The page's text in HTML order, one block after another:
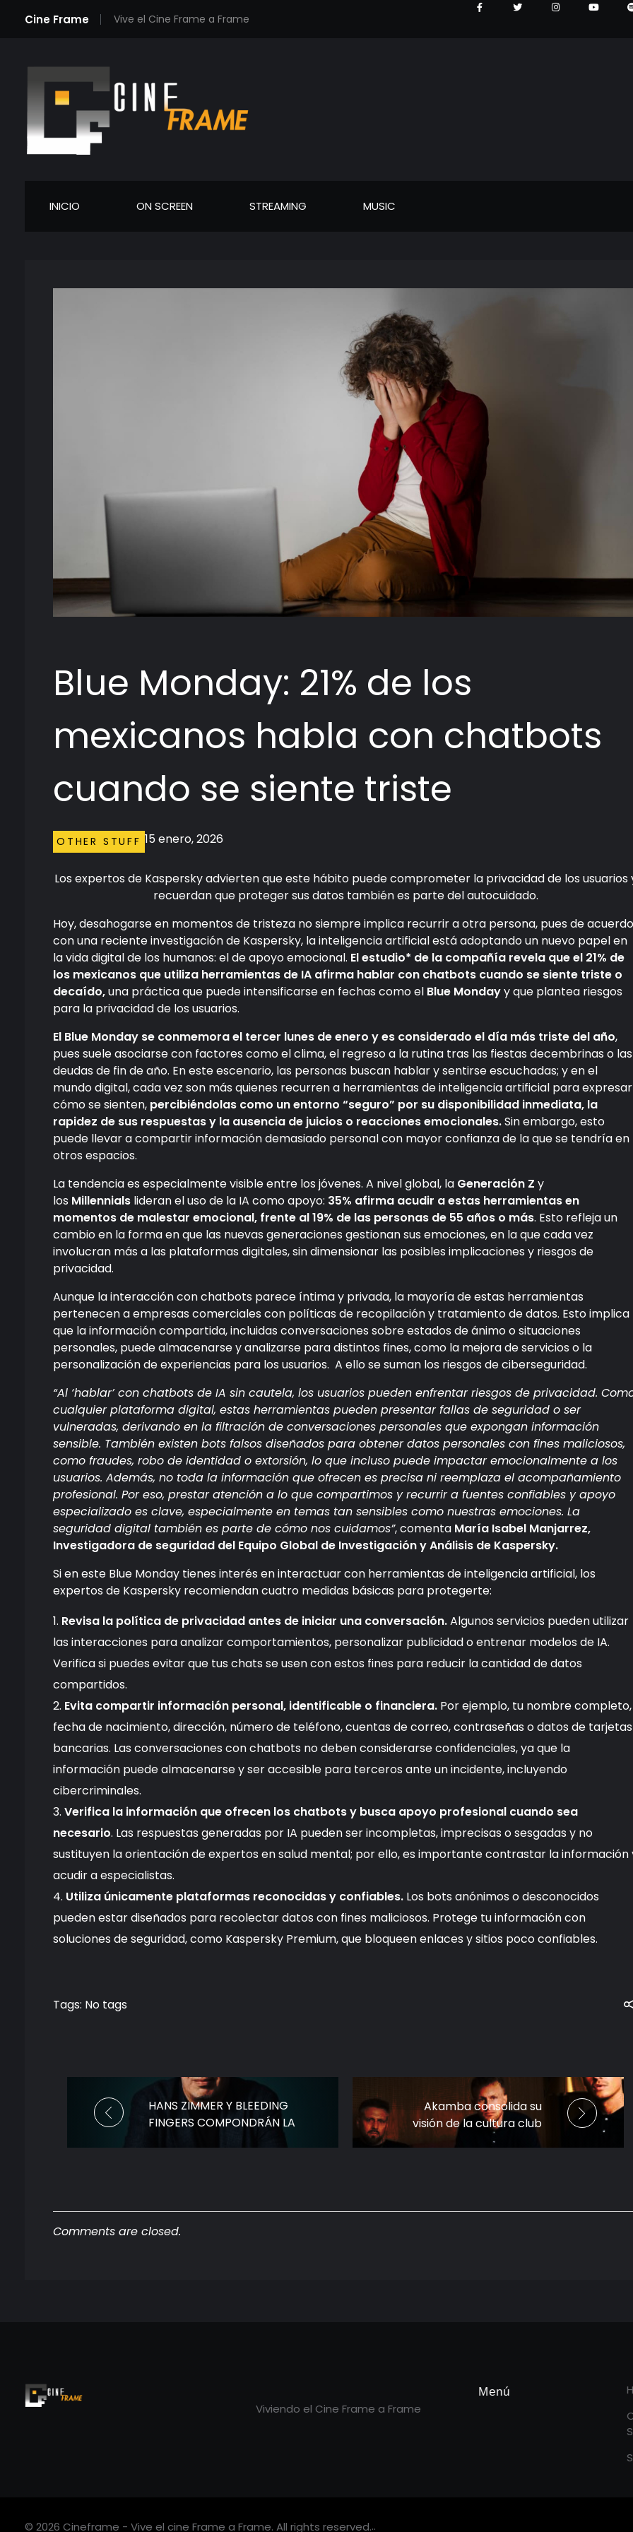
Cine Frame Vive el Cine Frame a Frame
INICIO ON SCREEN STREAMING MUSIC
Blue Monday: 21% de los
mexicanos habla con chatbots
cuando se siente triste
15 enero, 2026
OTHER STUFF
Los expertos de Kaspersky advierten que este hábito puede comprometer la privacidad de los usuarios
recuerdan que proteger sus datos también es parte del autocuidado.
Hoy, desahogarse en momentos de tristeza no siempre implica recurrir a otra persona, pues de acuerdo
con una reciente investigación de Kaspersky, la inteligencia artificial está adoptando un nuevo papel en
la vida digital de los humanos: el de apoyo emocional. El estudio* de la compañía revela que el 21% de
los mexicanos que utiliza herramientas de IA afirma hablar con chatbots cuando se siente triste o
decaído,una práctica que puede intensificarse en fechas como el Blue Mondayy que plantea riesgos
para la privacidad de los usuarios.
El Blue Monday se conmemora el tercer lunes de enero y es considerado el día más triste del año,
pues suele asociarse con factores como el clima, el regreso a la rutina tras las fiestas decembrinas o las
deudas de fin de año. En este escenario, las personas buscan hablar y sentirse escuchadas; y en el
mundo digital, cada vez son más quienes recurren a herramientas de inteligencia artificial para expresar
cómo se sienten, percibiéndolas como un entorno “seguro” por su disponibilidad inmediata, la
rapidez de sus respuestas y la ausencia de juicios o reacciones emocionales.Sin embargo, esto
puede llevar a compartir información demasiado personal con mayor confianza de la que se tendría en
otros espacios.
La tendencia es especialmente visible entre los jóvenes. A nivel global, la Generación Z y
los Millennials lideran el uso de la IA como apoyo: 35% afirma acudir a estas herramientas en
momentos de malestar emocional, frente al 19% de las personas de 55 años o más. Esto refleja un
cambio en la forma en que las nuevas generaciones gestionan sus emociones, en la que cada vez
involucran más a las plataformas digitales, sin dimensionar las posibles implicaciones y riesgos de
privacidad.
Aunque la interacción con chatbots parece íntima y privada, la mayoría de estas herramientas
pertenecen a empresas comerciales con políticas de recopilación y tratamiento de datos. Esto implica
que la información compartida, incluidas conversaciones sobre estados de ánimo o situaciones
personales, puede almacenarse y analizarse para distintos fines, como la mejora de servicios o la
personalización de experiencias para los usuarios. A ello se suman los riesgos de ciberseguridad.
“Al ‘hablar’ con chatbots de IA sin cautela, los usuarios pueden enfrentar riesgos de privacidad.
cualquier plataforma digital, estas herramientas pueden presentar fallas de seguridad o ser
vulneradas, derivando en la filtración de conversaciones personales que expongan información
sensible. También existen bots falsos diseñados para obtener datos personales con fines maliciosos,
como fraudes, robo de identidad o extorsión, lo que incluso puede impactar emocionalmente a los
usuarios. Además, no toda la información que ofrecen es precisa ni reemplaza el acompañamiento
profesional. Por eso, prestar atención a lo que compartimos y recurrir a fuentes confiables y apoyo
especializado es clave, especialmente en temas tan sensibles como nuestras emociones. La
seguridad digital también es parte de cómo nos cuidamos”, comenta María Isabel Manjarrez,
Investigadora de seguridad del Equipo Global de Investigación y Análisis de Kaspersky.
Si en este Blue Monday tienes interés en interactuar con herramientas de inteligencia artificial, los
expertos de Kaspersky recomiendan cuatro medidas básicas para protegerte:
Revisa la política de privacidad antes de iniciar una conversación.Algunos servicios pueden utilizar
las interacciones para analizar comportamientos, personalizar publicidad o entrenar modelos de IA.
Verifica si puedes evitar que tus chats se usen con estos fines para reducir la cantidad de datos
compartidos.
Evita compartir información personal, identificable o financiera. Por ejemplo, tu nombre completo,
fecha de nacimiento, dirección, número de teléfono, cuentas de correo, contraseñas o datos de tarjetas
bancarias. Las conversaciones con chatbots no deben considerarse confidenciales, ya que la
información puede almacenarse y ser accesible para terceros ante un incidente, incluyendo
cibercriminales.
Verifica la información que ofrecen los chatbots y busca apoyo profesional cuando sea
necesario. Las respuestas generadas por IA pueden ser incompletas, imprecisas o sesgadas y no
sustituyen la orientación de expertos en salud mental; por ello, es importante contrastar la información
acudir a especialistas.
Utiliza únicamente plataformas reconocidas y confiables. Los bots anónimos o desconocidos
pueden estar diseñados para recolectar datos con fines maliciosos. Protege tu información con
soluciones de seguridad, como Kaspersky Premium, que bloqueen enlaces y sitios poco confiables.
Tags: No tags
HANS ZIMMER Y BLEEDING
FINGERS COMPONDRÁN LA
NUEVA BANDA SONORA DE
Akamba consolida su
visión de la cultura club
global con un nuevo acto
Comments are closed.
Viviendo el Cine Frame a Frame
Menú
© 2026 Cineframe - Vive el cine Frame a Frame. All rights reserved...